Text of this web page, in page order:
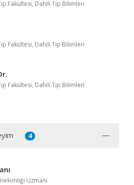
Fakültesi, Dahili Tıp Bilimleri
Fakültesi, Dahili Tıp Bilimleri
Fakültesi, Dahili Tıp Bilimleri
4
Uzmanı